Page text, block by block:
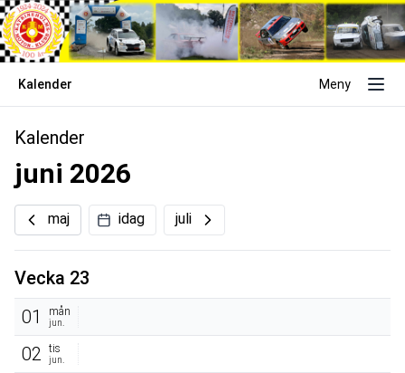
Kalender Meny
Kalender
juni 2026
maj idag juli
Vecka 23
01
mån
jun.
02 tis
jun.